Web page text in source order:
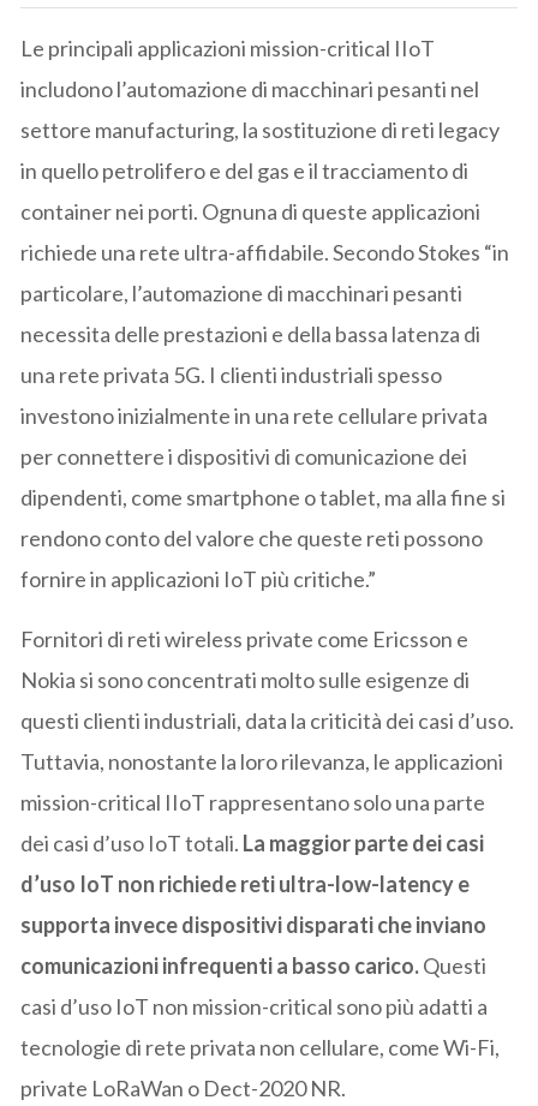
Le principali applicazioni mission-critical IIoT
includono l’automazione di macchinari pesanti nel
settore manufacturing, la sostituzione di reti legacy
in quello petrolifero e del gas e il tracciamento di
container nei porti. Ognuna di queste applicazioni
richiede una rete ultra-affidabile. Secondo Stokes “in
particolare, l’automazione di macchinari pesanti
necessita delle prestazioni e della bassa latenza di
una rete privata 5G. I clienti industriali spesso
investono inizialmente in una rete cellulare privata
per connettere i dispositivi di comunicazione dei
dipendenti, come smartphone o tablet, ma alla fine si
rendono conto del valore che queste reti possono
fornire in applicazioni IoT più critiche.”
Fornitori di reti wireless private come Ericsson e
Nokia si sono concentrati molto sulle esigenze di
questi clienti industriali, data la criticità dei casi d’uso.
Tuttavia, nonostante la loro rilevanza, le applicazioni
mission-critical IIoT rappresentano solo una parte
dei casi d’uso IoT totali. La maggior parte dei casi
d’uso IoT non richiede reti ultra-low-latency e
supporta invece dispositivi disparati che inviano
comunicazioni infrequenti a basso carico.Questi
casi d’uso IoT non mission-critical sono più adatti a
tecnologie di rete privata non cellulare, come Wi-Fi,
private LoRaWan o Dect-2020 NR.